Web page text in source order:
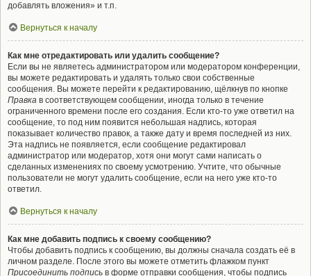
добавлять вложения» и т.п.
Вернуться к началу
Как мне отредактировать или удалить сообщение?
Если вы не являетесь администратором или модератором конференции,
вы можете редактировать и удалять только свои собственные
сообщения. Вы можете перейти к редактированию, щёлкнув по кнопке
Правка в соответствующем сообщении, иногда только в течение
ограниченного времени после его создания. Если кто-то уже ответил на
сообщение, то под ним появится небольшая надпись, которая
показывает количество правок, а также дату и время последней из них.
Эта надпись не появляется, если сообщение редактировал
администратор или модератор, хотя они могут сами написать о
сделанных изменениях по своему усмотрению. Учтите, что обычные
пользователи не могут удалить сообщение, если на него уже кто-то
ответил.
Вернуться к началу
Как мне добавить подпись к своему сообщению?
Чтобы добавить подпись к сообщению, вы должны сначала создать её в
личном разделе. После этого вы можете отметить флажком пункт
Присоединить подпись в форме отправки сообщения, чтобы подпись